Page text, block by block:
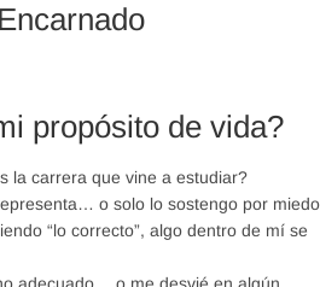
propósito de vida?
la carrera que vine a estudiar?
o solo lo sostengo por
“lo correcto”, algo dentro de mí se